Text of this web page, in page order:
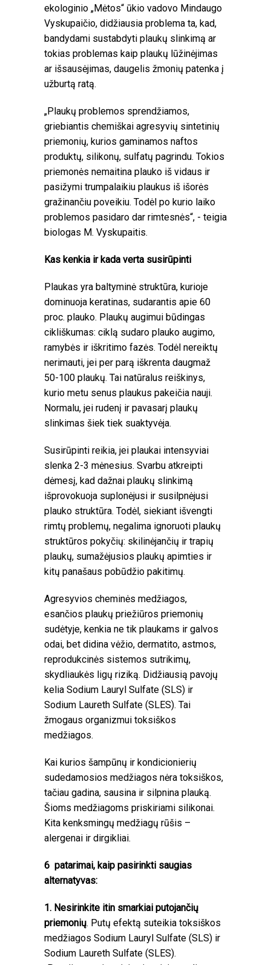
ekologinio „Mėtos“ ūkio vadovo Mindaugo
Vyskupaičio, didžiausia problema ta, kad,
bandydami sustabdyti plaukų slinkimą ar
tokias problemas kaip plaukų lūžinėjimas
ar išsausėjimas, daugelis žmonių patenka į
užburtą ratą.
„Plaukų problemos sprendžiamos,
griebiantis chemiškai agresyvių sintetinių
priemonių, kurios gaminamos naftos
produktų, silikonų, sulfatų pagrindu. Tokios
priemonės nemaitina plauko iš vidaus ir
pasižymi trumpalaikiu plaukus iš išorės
gražinančiu poveikiu. Todėl po kurio laiko
problemos pasidaro dar rimtesnės“, - teigia
biologas M. Vyskupaitis.
Kas kenkia ir kada verta susirūpinti
Plaukas yra baltyminė struktūra, kurioje
dominuoja keratinas, sudarantis apie 60
proc. plauko. Plaukų augimui būdingas
cikliškumas: ciklą sudaro plauko augimo,
ramybės ir iškritimo fazės. Todėl nereiktų
nerimauti, jei per parą iškrenta daugmaž
50-100 plaukų. Tai natūralus reiškinys,
kurio metu senus plaukus pakeičia nauji.
Normalu, jei rudenį ir pavasarį plaukų
slinkimas šiek tiek suaktyvėja.
Susirūpinti reikia, jei plaukai intensyviai
slenka 2-3 mėnesius. Svarbu atkreipti
dėmesį, kad dažnai plaukų slinkimą
išprovokuoja suplonėjusi ir susilpnėjusi
plauko struktūra. Todėl, siekiant išvengti
rimtų problemų, negalima ignoruoti plaukų
struktūros pokyčių: skilinėjančių ir trapių
plaukų, sumažėjusios plaukų apimties ir
kitų panašaus pobūdžio pakitimų.
Agresyvios cheminės medžiagos,
esančios plaukų priežiūros priemonių
sudėtyje, kenkia ne tik plaukams ir galvos
odai, bet didina vėžio, dermatito, astmos,
reprodukcinės sistemos sutrikimų,
skydliaukės ligų riziką. Didžiausią pavojų
kelia Sodium Lauryl Sulfate (SLS) ir
Sodium Laureth Sulfate (SLES). Tai
žmogaus organizmui toksiškos
medžiagos.
Kai kurios šampūnų ir kondicionierių
sudedamosios medžiagos nėra toksiškos,
tačiau gadina, sausina ir silpnina plauką.
Šioms medžiagoms priskiriami silikonai.
Kita kenksmingų medžiagų rūšis –
alergenai ir dirgikliai.
6 patarimai, kaip pasirinkti saugias
alternatyvas:
1. Nesirinkite itin smarkiai putojančių
priemonių. Putų efektą suteikia toksiškos
medžiagos Sodium Lauryl Sulfate (SLS) ir
Sodium Laureth Sulfate (SLES).